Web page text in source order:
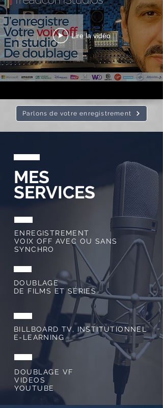
Lire la vidéo
Parlons de votre enregistrement
MES
SERVICES
ENREGISTREMENT
VOIX OFF AVEC OU SANS
SYNCHRO
DOUBLAGE
DE FILMS ET SÉRIES
BILLBOARD TV, INSTITUTIONNEL
E-LEARNING
DOUBLAGE VF
VIDEOS
YOUTUBE